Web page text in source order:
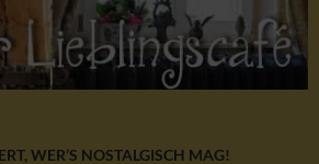
WER’S NOSTALGISCH MAG!